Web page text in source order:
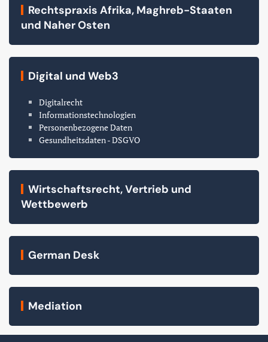
Rechtspraxis Afrika, Maghreb-Staaten
und Naher Osten
Digital und Web3
Digitalrecht
Informationstechnologien
Personenbezogene Daten
Gesundheitsdaten - DSGVO
Wirtschaftsrecht, Vertrieb und
Wettbewerb
German Desk
Mediation